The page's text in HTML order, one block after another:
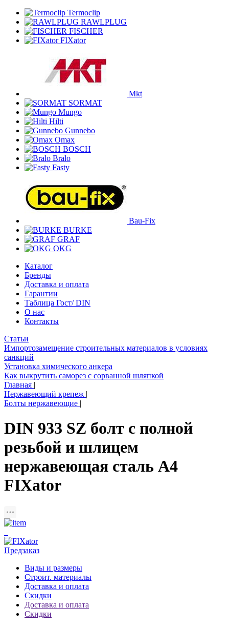
Termoclip
RAWLPLUG
FISCHER
FIXator
Mkt
SORMAT
Mungo
Hilti
Gunnebo
Omax
BOSCH
Bralo
Fasty
Bau-Fix
BURKE
GRAF
OKG
Каталог
Бренды
Доставка и оплата
Гарантии
Таблица Гост/ DIN
О нас
Контакты
Статьи
Импортозамещение строительных материалов в условиях
санкций
Установка химического анкера
Как выкрутить саморез с сорванной шляпкой
Главная |
Нержавеющий крепеж |
Болты нержавеющие |
DIN 933 SZ болт с полной
резьбой и шлицем
нержавеющая сталь A4
FIXator
Предзаказ
Виды и размеры
Строит. материалы
Доставка и оплата
Скидки
Доставка и оплата
Скидки